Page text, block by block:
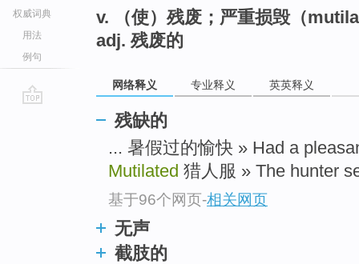
权威词典
用法
例句
v. （使）残废；严重损毁（
adj. 残废的
网络释义 专业释义 英英释义
残缺的
... 暑假过的愉快 » Had a
Mutilated 猎人服 » The hunter
基于96个网页-相关网页
无声
截肢的